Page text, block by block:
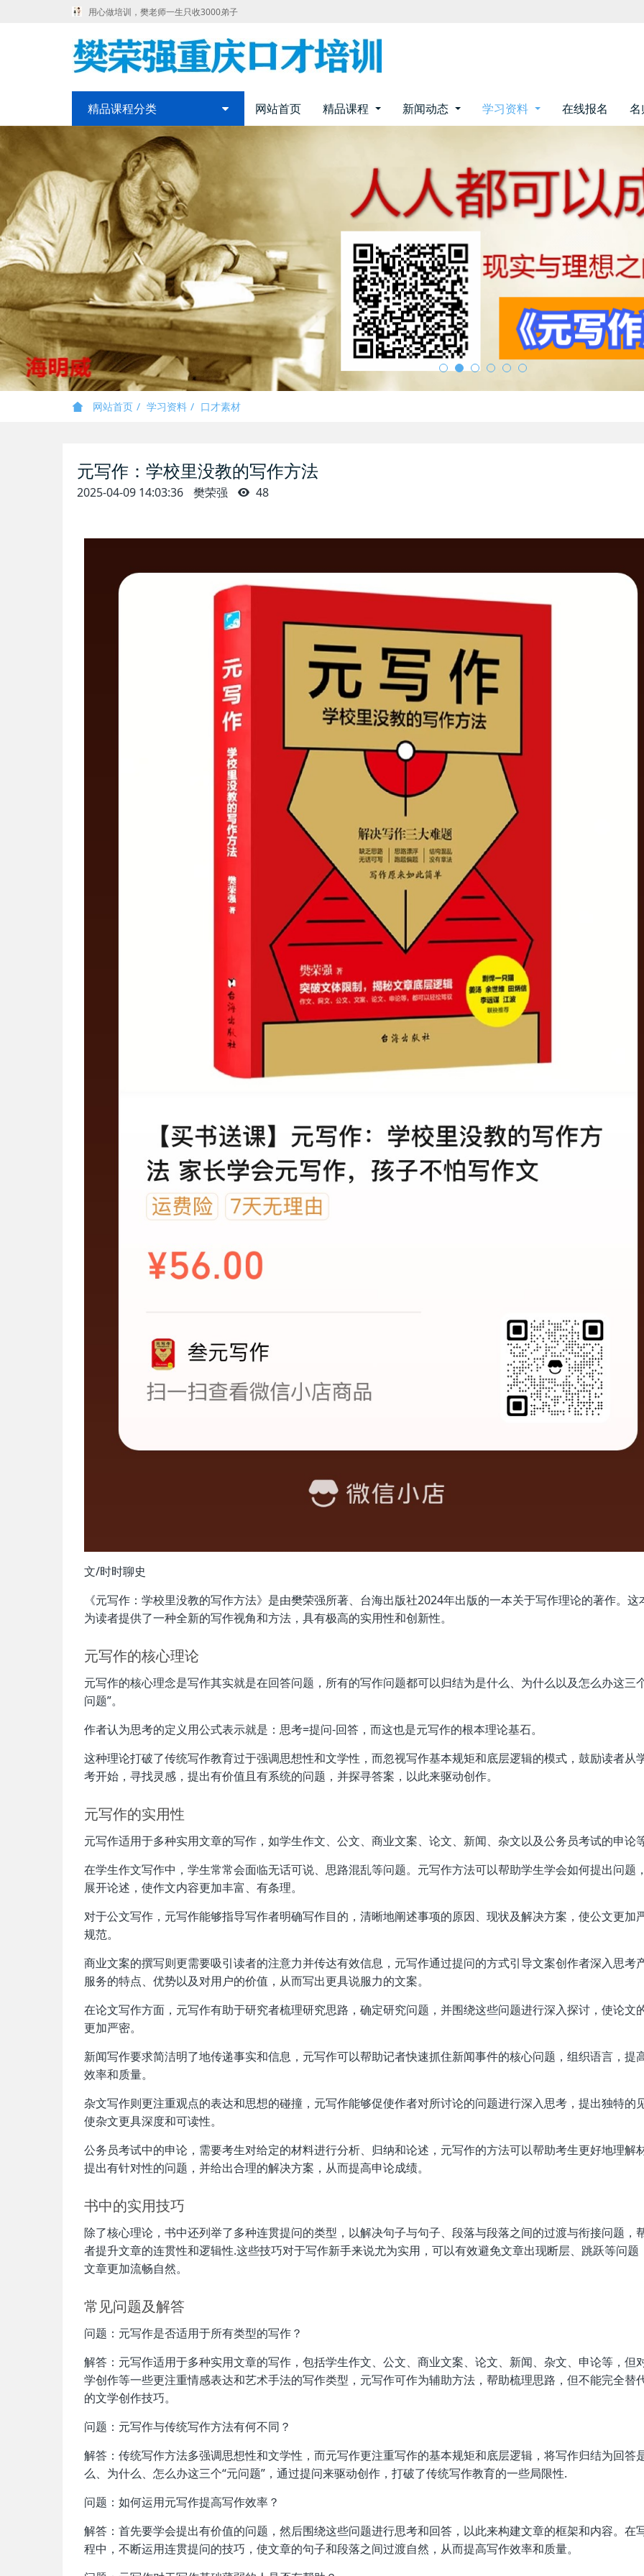
用心做培训，樊老师一生只收3000弟子
精品课程分类 网站首页 精品课程 新闻动态 学习资料 在线报名
网站首页 学习资料 口才素材
元写作：学校里没教的写作方法
2025-04-09 14:03:36 樊荣强 48
文/时时聊史
《元写作：学校里没教的写作方法》是由樊荣强所著、台海出版社2024年出版的一本关于写作理论的著作。这
为读者提供了一种全新的写作视角和方法，具有极高的实用性和创新性。
元写作的核心理论
元写作的核心理念是写作其实就是在回答问题，所有的写作问题都可以归结为是什么、为什么以及怎么办这三
问题”。
作者认为思考的定义用公式表示就是：思考=提问-回答，而这也是元写作的根本理论基石。
这种理论打破了传统写作教育过于强调思想性和文学性，而忽视写作基本规矩和底层逻辑的模式，鼓励读者从
考开始，寻找灵感，提出有价值且有系统的问题，并探寻答案，以此来驱动创作。
元写作的实用性
元写作适用于多种实用文章的写作，如学生作文、公文、商业文案、论文、新闻、杂文以及公务员考试的申论
在学生作文写作中，学生常常会面临无话可说、思路混乱等问题。元写作方法可以帮助学生学会如何提出问题
展开论述，使作文内容更加丰富、有条理。
对于公文写作，元写作能够指导写作者明确写作目的，清晰地阐述事项的原因、现状及解决方案，使公文更加
规范。
商业文案的撰写则更需要吸引读者的注意力并传达有效信息，元写作通过提问的方式引导文案创作者深入思考
服务的特点、优势以及对用户的价值，从而写出更具说服力的文案。
在论文写作方面，元写作有助于研究者梳理研究思路，确定研究问题，并围绕这些问题进行深入探讨，使论文
更加严密。
新闻写作要求简洁明了地传递事实和信息，元写作可以帮助记者快速抓住新闻事件的核心问题，组织语言，提
效率和质量。
杂文写作则更注重观点的表达和思想的碰撞，元写作能够促使作者对所讨论的问题进行深入思考，提出独特的
使杂文更具深度和可读性。
公务员考试中的申论，需要考生对给定的材料进行分析、归纳和论述，元写作的方法可以帮助考生更好地理解
提出有针对性的问题，并给出合理的解决方案，从而提高申论成绩。
书中的实用技巧
除了核心理论，书中还列举了多种连贯提问的类型，以解决句子与句子、段落与段落之间的过渡与衔接问题，
者提升文章的连贯性和逻辑性.这些技巧对于写作新手来说尤为实用，可以有效避免文章出现断层、跳跃等问题
文章更加流畅自然。
常见问题及解答
问题：元写作是否适用于所有类型的写作？
解答：元写作适用于多种实用文章的写作，包括学生作文、公文、商业文案、论文、新闻、杂文、申论等，但
学创作等一些更注重情感表达和艺术手法的写作类型，元写作可作为辅助方法，帮助梳理思路，但不能完全替
的文学创作技巧。
问题：元写作与传统写作方法有何不同？
解答：传统写作方法多强调思想性和文学性，而元写作更注重写作的基本规矩和底层逻辑，将写作归结为回答
么、为什么、怎么办这三个“元问题”，通过提问来驱动创作，打破了传统写作教育的一些局限性.
问题：如何运用元写作提高写作效率？
解答：首先要学会提出有价值的问题，然后围绕这些问题进行思考和回答，以此来构建文章的框架和内容。在
程中，不断运用连贯提问的技巧，使文章的句子和段落之间过渡自然，从而提高写作效率和质量。